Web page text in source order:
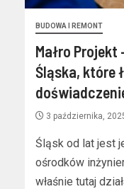
BUDOWA I REMONT
Małro
Śląska, które
3 października,
Śląsk od lat jest
ośrodków
właśnie tutaj